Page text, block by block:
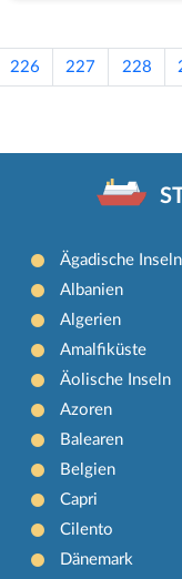
226 227 228
Ägadische Inseln
Albanien
Algerien
Amalfiküste
Äolische Inseln
Azoren
Balearen
Belgien
Capri
Cilento
Dänemark